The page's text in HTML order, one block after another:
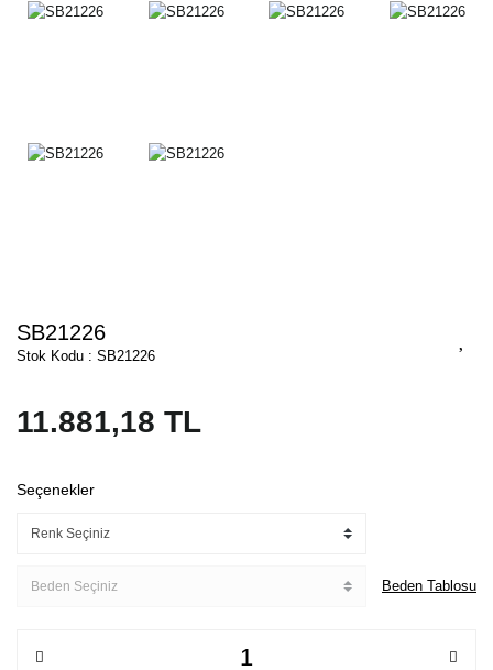
SB21226
Stok Kodu : SB21226
11.881,18 TL
Seçenekler
Beden Tablosu